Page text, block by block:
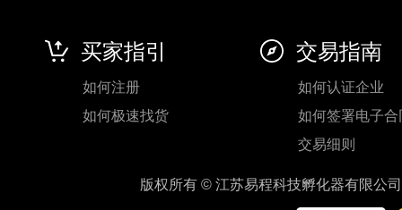
买家指引
如何注册
如何极速找货
交易指南
如何认证企业
如何签署电子合
交易细则
版权所有 © 江苏易程科技孵化器有限公